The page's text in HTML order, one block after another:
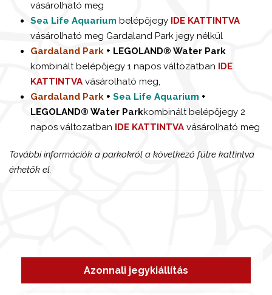
Azonnali jegykiállítás
vásárolható meg
Sea Life Aquarium belépőjegy IDE KATTINTVA
vásárolható meg Gardaland Park jegy nélkül
Gardaland Park + LEGOLAND® Water Park
kombinált belépőjegy 1 napos változatban IDE
KATTINTVA vásárolható meg,
Gardaland Park + Sea Life Aquarium +
LEGOLAND® Water Parkkombinált belépőjegy 2
napos változatban IDE KATTINTVA vásárolható meg
További információk a parkokról a következő fülre kattintva
érhetők el.